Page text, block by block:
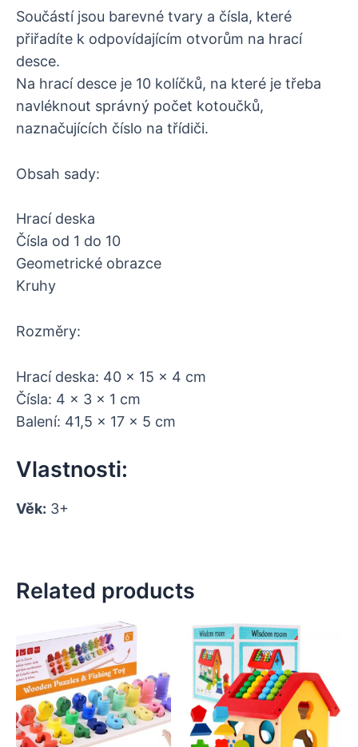
Součástí jsou barevné tvary a čísla, které
přiřadíte k odpovídajícím otvorům na hrací
desce.
Na hrací desce je 10 kolíčků, na které je třeba
navléknout správný počet kotoučků,
naznačujících číslo na třídiči.
Obsah sady:
Hrací deska
Čísla od 1 do 10
Geometrické obrazce
Kruhy
Rozměry:
Hrací deska: 40 x 15 x 4 cm
Čísla: 4 x 3 x 1 cm
Balení: 41,5 x 17 x 5 cm
Vlastnosti:
Věk: 3+
Related products